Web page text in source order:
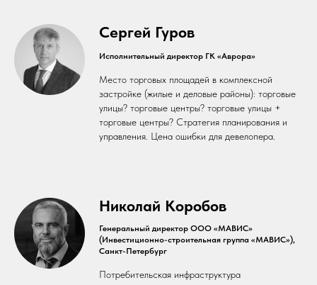
Сергей Гуров
Исполнительный директор ГК «Аврора»
Место торговых площадей в комплексной
застройке (жилые и деловые районы): торговые
улицы? торговые центры? торговые улицы +
торговые центры? Стратегия планирования и
управления. Цена ошибки для девелопера.
Николай Коробов
Генеральный директор ООО «МАВИС»
(Инвестиционно-строительная группа «МАВИС»),
Санкт-Петербург
Потребительская инфраструктура